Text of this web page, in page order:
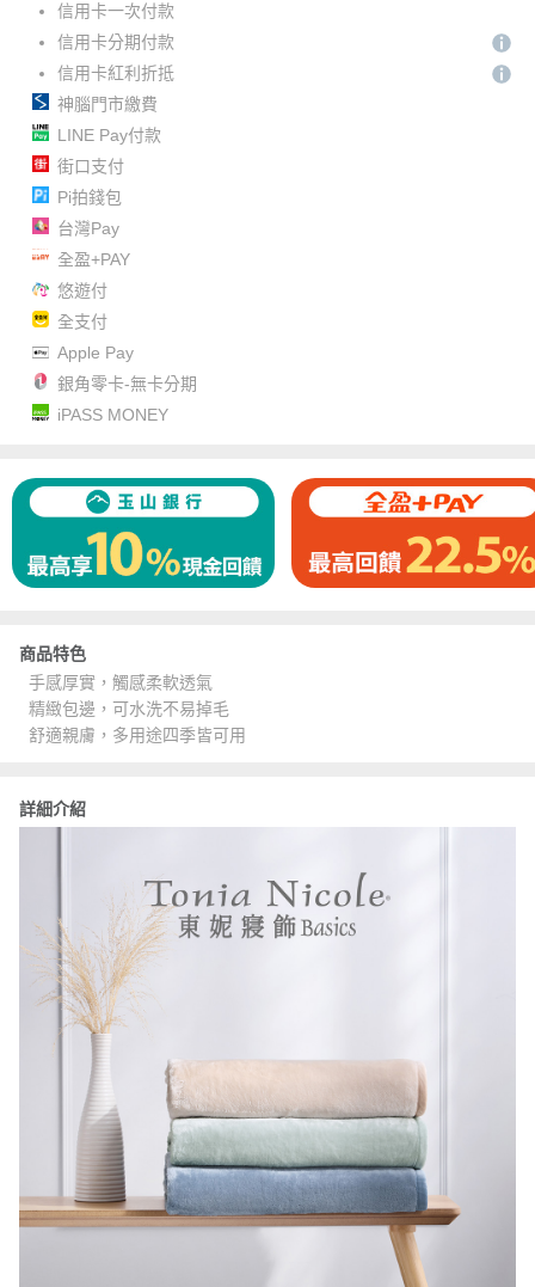
信用卡一次付款
信用卡分期付款
信用卡紅利折抵
神腦門市繳費
LINE Pay付款
街口支付
Pi拍錢包
台灣Pay
全盈+PAY
悠遊付
全支付
Apple Pay
銀角零卡-無卡分期
iPASS MONEY
商品特色
手感厚實，觸感柔軟透氣
精緻包邊，可水洗不易掉毛
舒適親膚，多用途四季皆可用
詳細介紹